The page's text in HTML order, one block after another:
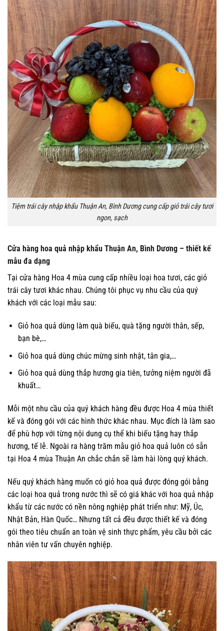
Tiệm trái cây nhập khẩu Thuận An, Bình Dương cung cấp giỏ trái cây tươi
ngon, sạch
Cửa hàng hoa quả nhập khẩu Thuận An, Bình Dương – thiết kế
mẫu đa dạng
Tại cửa hàng Hoa 4 mùa cung cấp nhiều loại hoa tươi, các giỏ
trái cây tươi khác nhau. Chúng tôi phục vụ nhu cầu của quý
khách với các loại mẫu sau:
Giỏ hoa quả dùng làm quà biếu, quà tặng người thân, sếp,
bạn bè,…
Giỏ hoa quả dùng chúc mừng sinh nhật, tân gia,…
Giỏ hoa quả dùng thắp hương gia tiên, tưởng niệm người đã
khuất…
Mỗi một nhu cầu của quý khách hàng đều được Hoa 4 mùa thiết
kế và đóng gói với các hình thức khác nhau. Mục đích là làm sao
để phù hợp với từng nội dung cụ thể khi biếu tặng hay thắp
hương, tế lễ. Ngoài ra hàng trăm mẫu giỏ hoa quả luôn có sẵn
tại Hoa 4 mùa Thuận An chắc chắn sẽ làm hài lòng quý khách.
Nếu quý khách hàng muốn có giỏ hoa quả được đóng gói bằng
các loại hoa quả trong nước thì sẽ có giá khác với hoa quả nhập
khẩu từ các nước có nền nông nghiệp phát triển như: Mỹ, Úc,
Nhật Bản, Hàn Quốc… Nhưng tất cả đều được thiết kế và đóng
gói theo tiêu chuẩn an toàn vệ sinh thực phẩm, yêu cầu bởi các
nhân viên tư vấn chuyên nghiệp.